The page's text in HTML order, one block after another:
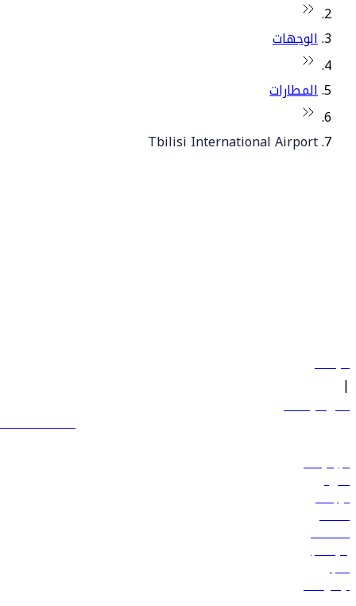
الوجهات
المطارات
Tbilisi International Airport
سياساتنا
|
الشروط والأحكام
600 544 445
حجز الرحلات
العروض
الوجهات
الأمتعة
المساعدة
إدارة الحجز
الأخبار
تواصل معنا